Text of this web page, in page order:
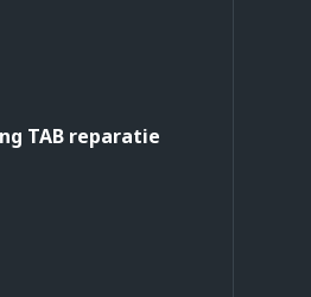
TAB reparatie